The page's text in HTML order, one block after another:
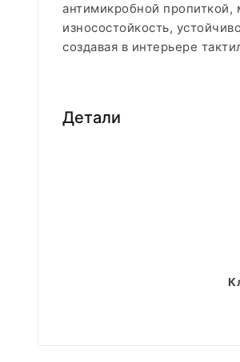
антимикробной пропиткой,
износостойкость,
создавая в интерьере
Детали